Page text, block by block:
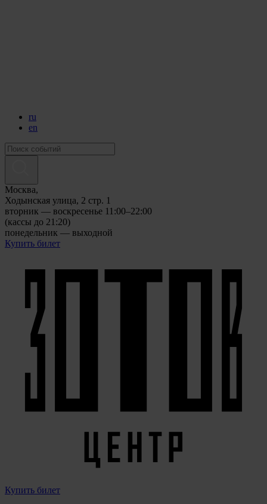
ru
en
Москва,
Ходынская улица, 2 стр. 1
вторник — воскресенье 11:00–22:00
(кассы до 21:20)
понедельник — выходной
Купить билет
Купить билет